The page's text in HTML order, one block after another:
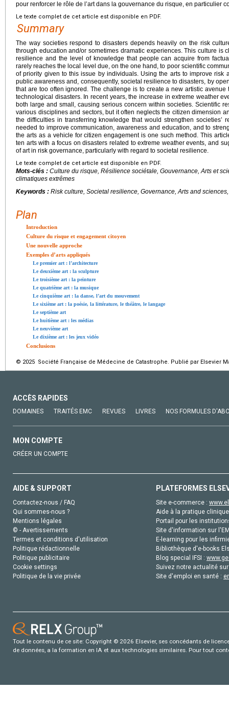
pour renforcer le rôle de l’art dans la gouvernance du risque, en particulier
Le texte complet de cet article est disponible en PDF.
Summary
The way societies respond to disasters depends heavily on the risk
through education and/or sometimes dramatic experiences. This culture is
resilience and the level of knowledge that people can acquire from
rarely reaches the local level due, on the one hand, to poor scientific
of priority given to this issue by individuals. Using the arts to improve risk
public awareness and, consequently, societal resilience to disasters, by
that are too often ignored. The challenge is to create a new artistic
technological disasters. In recent years, the increase in extreme weather
both large and small, causing serious concern within societies. Scientific
various disciplines and sectors, but it often neglects the citizen dimension
the difficulties in transferring knowledge that would strengthen societies’
needed to improve communication, awareness and education, and to
the arts as a vehicle for citizen engagement is one such method. This
ten arts with a focus on disasters related to extreme weather events, and
of art in risk governance, particularly with regard to societal resilience.
Le texte complet de cet article est disponible en PDF.
Mots-clés : Culture du risque, Résilience sociétale, Gouvernance, Arts et
climatiques extrêmes
Keywords : Risk culture, Societal resilience, Governance, Arts and
Plan
Introduction
Culture du risque et engagement citoyen
Une nouvelle approche
Exemples d’arts appliqués
Le premier art : l’architecture
Le deuxième art : la sculpture
Le troisième art : la peinture
Le quatrième art : la musique
Le cinquième art : la danse, l’art du mouvement
Le sixième art : la poésie, la littérature, le théâtre, le langage
Le septième art
Le huitième art : les médias
Le neuvième art
Le dixième art : les jeux vidéo
Conclusions
© 2025 Société Française de Médecine de Catastrophe. Publié par Elsevier
ACCÈS RAPIDES
DOMAINES TRAITÉS EMC REVUES LIVRES NOS FORMULES
MON COMPTE
CRÉER UN COMPTE
AIDE & SUPPORT
Contactez-nous / FAQ
Qui sommes-nous ?
Mentions légales
© - Avertissements
Termes et conditions d'utilisation
Politique rédactionnelle
Politique publicitaire
Cookie settings
Politique de la vie privée
PLATEFORMES
Site e-commerce :
Aide à la pratique
Portail pour les
Site d'information sur
E-learning pour les
Bibliothèque d'e-books
Blog special IFSI :
Suivez notre actualité
Site d'emploi en santé :
Tout le contenu de ce site: Copyright © 2026 Elsevier, ses concédants de
de données, a la formation en IA et aux technologies similaires. Pour tout